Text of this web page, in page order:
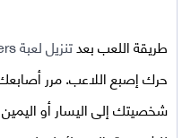
طريقة اللعب بعدتنزيل لعبة Subway Surfers مهكرة
حرك إصبع اللاعب. مرر
شخصيتك إلى اليسار أو